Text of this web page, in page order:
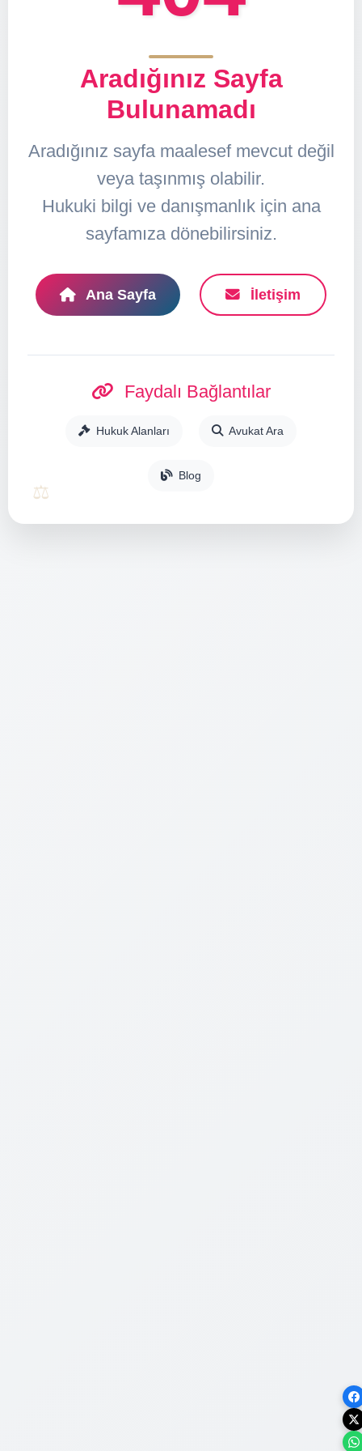
Aradığınız Sayfa
Bulunamadı
Aradığınız sayfa maalesef mevcut değil
veya taşınmış olabilir.
Hukuki bilgi ve danışmanlık için ana
sayfamıza dönebilirsiniz.
Ana Sayfa İletişim
Faydalı Bağlantılar
Hukuk Alanları Avukat Ara
Blog